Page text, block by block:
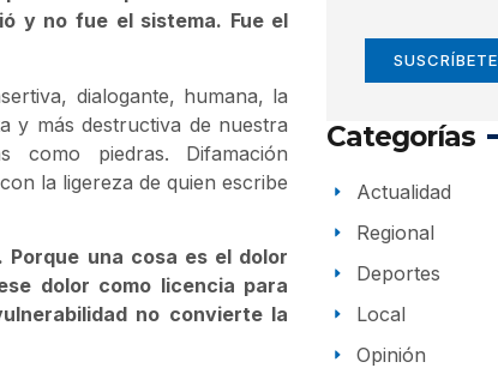
y no fue el sistema. Fue el
dialogante, humana, la
y más destructiva de nuestra
como piedras. Difamación
la ligereza de quien escribe
una cosa es el dolor
dolor como licencia para
no convierte la
SUSCRÍBETE
Categorías
Actualidad
Regional
Deportes
Local
Opinión